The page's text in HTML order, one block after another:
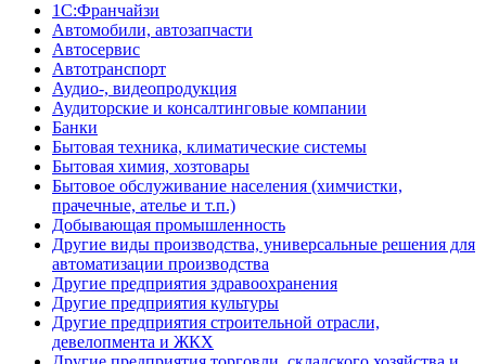
1С:Франчайзи
Автомобили, автозапчасти
Автосервис
Автотранспорт
Аудио-, видеопродукция
Аудиторские и консалтинговые компании
Банки
Бытовая техника, климатические системы
Бытовая химия, хозтовары
Бытовое обслуживание населения (химчистки,
прачечные, ателье и т.п.)
Добывающая промышленность
Другие виды производства, универсальные решения для
автоматизации производства
Другие предприятия здравоохранения
Другие предприятия культуры
Другие предприятия строительной отрасли,
девелопмента и ЖКХ